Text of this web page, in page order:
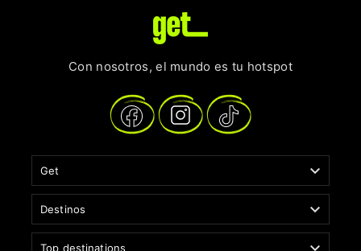
Con nosotros, el mundo es tu hotspot
Get 
Destinos 
Top destinations